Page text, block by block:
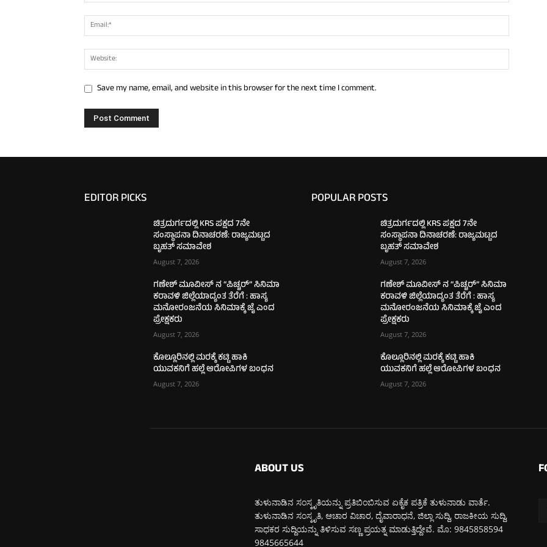
Save my name, email, and website in this browser for the next time I comment.
EDITOR PICKS
ಚಿತ್ರದುರ್ಗದಲ್ಲಿ KRS ಪಕ್ಷದ 7ನೇ
ಸಂಸ್ಥಾಪನಾ ದಿನಾಚರಣೆ: ರಾಜ್ಯಮಟ್ಟದ
ಬೃಹತ್ ಸಮಾವೇಶ
August 7, 2026
ಗಣೇಶ್ ಮೂವೀಸ್ ನ “ಪಿಚ್ಚರ್” ಸಿನಿಮಾ
ಕರಾವಳಿ ಜಿಲ್ಲೆಯಾದ್ಯಂತ ತೆರೆಗೆ : ಹಾಸ್ಯ
ಮನೋರಂಜನೆಯ ಸಿನಿಮಾಕ್ಕೆ ಜೈ ಎಂದ
ಪ್ರೇಕ್ಷಕರು
August 7, 2026
ಕೊಲ್ಲೂರಿನಲ್ಲಿ ಮರಕ್ಕೆ ಕಟ್ಟಿ ಹಾಕಿ
ಯುವಕನಿಗೆ ಹಲ್ಲೆ ಆರೋಪಿಗಳ ಬಂಧನ
August 7, 2026
POPULAR POSTS
ಚಿತ್ರದುರ್ಗದಲ್ಲಿ KRS ಪಕ್ಷದ 7ನೇ
ಸಂಸ್ಥಾಪನಾ ದಿನಾಚರಣೆ: ರಾಜ್ಯಮಟ್ಟದ
ಬೃಹತ್ ಸಮಾವೇಶ
August 7, 2026
ಗಣೇಶ್ ಮೂವೀಸ್ ನ “ಪಿಚ್ಚರ್” ಸಿನಿಮಾ
ಕರಾವಳಿ ಜಿಲ್ಲೆಯಾದ್ಯಂತ ತೆರೆಗೆ : ಹಾಸ್ಯ
ಮನೋರಂಜನೆಯ ಸಿನಿಮಾಕ್ಕೆ ಜೈ ಎಂದ
ಪ್ರೇಕ್ಷಕರು
August 7, 2026
ಕೊಲ್ಲೂರಿನಲ್ಲಿ ಮರಕ್ಕೆ ಕಟ್ಟಿ ಹಾಕಿ
ಯುವಕನಿಗೆ ಹಲ್ಲೆ ಆರೋಪಿಗಳ ಬಂಧನ
August 7, 2026
ABOUT US
ತುಳುನಾಡಿನ ಸಂಸ್ಕೃತಿಯನ್ನು ಪ್ರತಿಬಿಂಬಿಸುವ ಏಕೈಕ ಪತ್ರಿಕೆ ತುಳುನಾಡು ವಾರ್ತೆ.
ತುಳುನಾಡಿನ ಸಂಸ್ಕೃತಿ, ಆಚಾರ ವಿಚಾರ, ದೈವಾರಾಧನೆ, ಜಿಲ್ಲಾ ಸುದ್ದಿ, ರಾಜಕೀಯ ಸುದ್ದಿ,
ಸಾಧಕರ ಸುದ್ದಿಯನ್ನು ತಿಳಿಸುವ ಸಣ್ಣ ಪ್ರಯತ್ನ ಮಾಡುತ್ತಿದ್ದೇವೆ. ಮೊ: 9845858594
9845665644